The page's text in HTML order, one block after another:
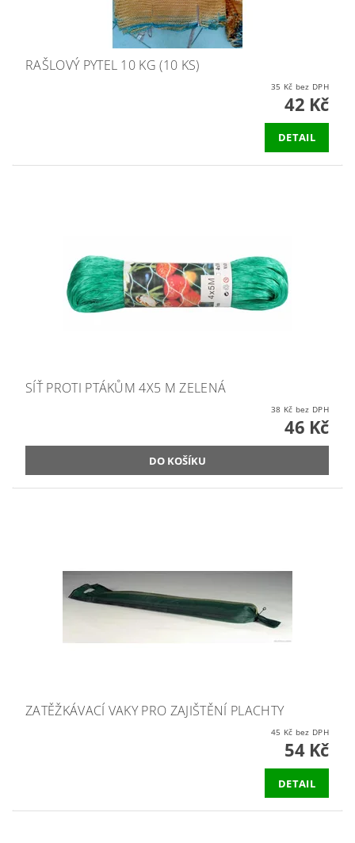
RAŠLOVÝ PYTEL 10 KG (10 KS)
35 Kč bez DPH
42 Kč
DETAIL
SÍŤ PROTI PTÁKŮM 4X5 M ZELENÁ
38 Kč bez DPH
46 Kč
ZATĚŽKÁVACÍ VAKY PRO ZAJIŠTĚNÍ PLACHTY
45 Kč bez DPH
54 Kč
DETAIL